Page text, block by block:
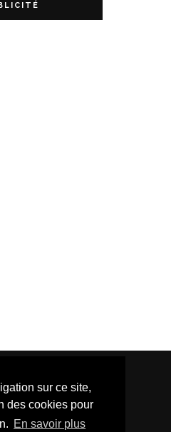
sur ce site,
des cookies pour
En savoir plus
| Distributed By